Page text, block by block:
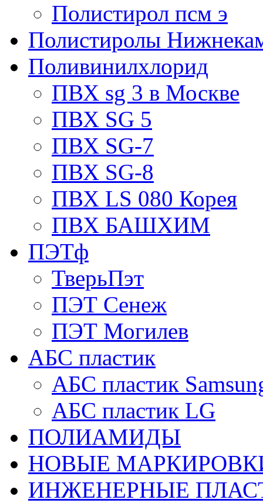
Полистирол псм э
Полистиролы
Поливинилхлорид
ПВХ sg 3 в Москве
ПВХ SG 5
ПВХ SG-7
ПВХ SG-8
ПВХ LS 080 Корея
ПВХ БАШХИМ
ПЭТф
ТверьПэт
ПЭТ Сенеж
ПЭТ Могилев
АБС пластик
АБС пластик
АБС пластик LG
ПОЛИАМИДЫ
НОВЫЕ
ИНЖЕНЕРНЫЕ